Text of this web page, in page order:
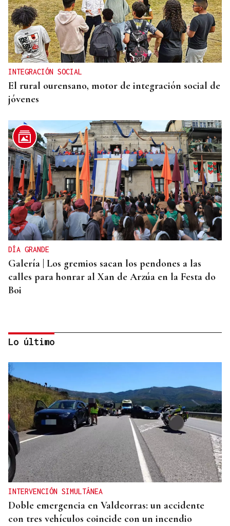
INTEGRACIÓN SOCIAL
El rural ourensano, motor de integración social de
jóvenes
DÍA GRANDE
Galería | Los gremios sacan los pendones a las
calles para honrar al Xan de Arzúa en la Festa do
Boi
QUEN CHO DIXO
¿Sabe usted que el sosias, Donald Trump, no quiso
perderse la inauguración de la Festa do Boi de
Allariz?
Lo último
INTERVENCIÓN SIMULTÁNEA
Doble emergencia en Valdeorras: un accidente
con tres vehículos coincide con un incendio